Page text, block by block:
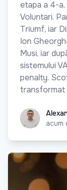
etapa a 4-a,
Voluntari.
Triumf, iar
Ion
Musi, iar
sistemului
penalty.
transformat
Alexandru
acum